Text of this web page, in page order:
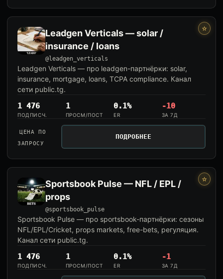
⭐
Leadgen Verticals — solar /
insurance / loans
@leadgen_verticals
Leadgen Verticals — про leadgen-партнёрки: solar,
insurance, mortgage, loans, TCPA compliance. Канал
сети public.tg.
1 476
ПОДПИСЧ.
1
ПРОСМ/ПОСТ
0.1%
ER
-10
ЗА 7Д
ЦЕНА ПО
ЗАПРОСУ
ПОДРОБНЕЕ
⭐
Sportsbook Pulse — NFL / EPL /
props
@sportsbook_pulse
Sportsbook Pulse — про sportsbook-партнёрки: сезоны
NFL/EPL/Cricket, props markets, free-bets, регуляция.
Канал сети public.tg.
1 476
ПОДПИСЧ.
1
ПРОСМ/ПОСТ
0.1%
ER
-1
ЗА 7Д